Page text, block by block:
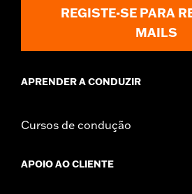
REGISTE-SE PARA
MAILS
APRENDER A CONDUZIR
Cursos de condução
APOIO AO CLIENTE